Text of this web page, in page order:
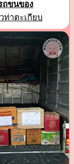
ถขนของ
ท่าตะเกียบ